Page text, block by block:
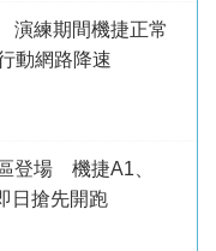
演練期間機捷正常
動網路降速
登場 機捷A1、
日搶先開跑